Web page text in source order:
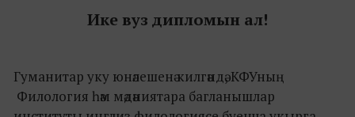
Ике вуз дипломын ал!
Гуманитар уку юнәлешенә килгәндә, КФУның
Филология һәм мәдәниятара багланышлар